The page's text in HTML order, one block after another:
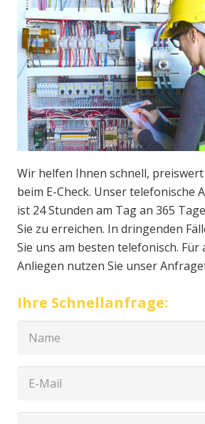
Wir helfen Ihnen schnell,
beim E-Check. Unser telefonische
ist 24 Stunden am Tag an 365 Tagen im Jahr zu für
Sie zu erreichen. In dringenden Fällen kontaktieren
Sie uns am besten telefonisch. Für
Anliegen nutzen Sie unser
Ihre Schnellanfrage: